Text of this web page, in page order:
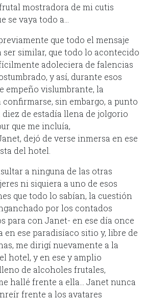
mostradora de mi cutis
se vaya todo a…
que todo el mensaje
similar, que todo lo acontecido
adoleciera de falencias
y así, durante esos
empeño vislumbrante, la
sin embargo, a punto
de estadía llena de jolgorio
que me incluía,
dejó de verse inmersa en ese
del hotel.
a ninguna de las otras
ni siquiera a uno de esos
que todo lo sabían, la cuestión
por los contados
para con Janet- en ese día once
en ese paradisíaco sitio y, libre de
me dirigí nuevamente a la
hotel, y en ese y amplio
de alcoholes frutales,
hallé frente a ella… Janet nunca
frente a los avatares